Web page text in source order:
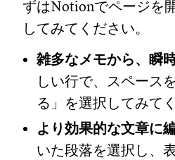
ずはNotionでページを
してみてください。
雑多なメモから、瞬
しい行で、スペース
る」を選択してみて
より効果的な文章に
いた段落を選択し、